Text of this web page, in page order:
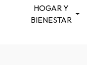
HOGAR Y
BIENESTAR